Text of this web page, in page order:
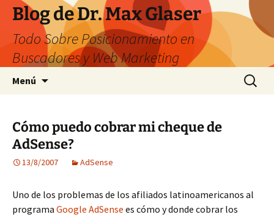
Saltar
contenido
Blog de Dr. Max Glaser
Todo Sobre Posicionamiento en
Buscadores y Web Marketing
Menú Buscar:
Cómo puedo cobrar mi cheque de
AdSense?
13/8/2007 AdSense
Uno de los problemas de los afiliados latinoamericanos al
programa Google AdSense es cómo y donde cobrar los